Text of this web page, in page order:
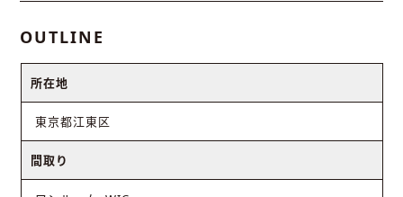
OUTLINE
所在地
東京都江東区
間取り